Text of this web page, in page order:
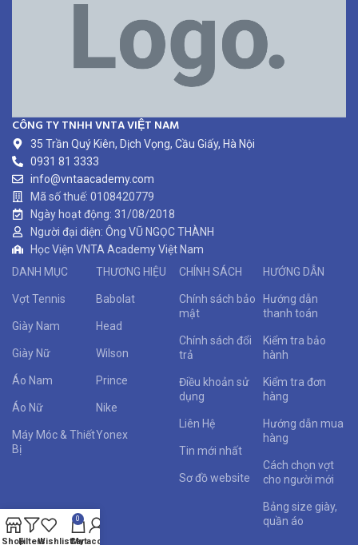
CÔNG TY TNHH VNTA VIỆT NAM
35 Trần Quý Kiên, Dịch Vọng, Cầu Giấy, Hà Nội
0931 81 3333
info@vntaacademy.com
Mã số thuế: 0108420779
Ngày hoạt động: 31/08/2018
Người đại diện: Ông VŨ NGỌC THÀNH
Học Viện VNTA Academy Việt Nam
DANH MỤC
Vợt Tennis
Giày Nam
Giày Nữ
Áo Nam
Áo Nữ
Máy Móc & Thiết
Bị
THƯƠNG HIỆU
Babolat
Head
Wilson
Prince
Nike
Yonex
CHÍNH SÁCH
Chính sách bảo
mật
Chính sách đổi
trả
Điều khoản sử
dụng
Liên Hệ
Tin mới nhất
Sơ đồ website
HƯỚNG DẪN
Hướng dẫn
thanh toán
Kiểm tra bảo
hành
Kiểm tra đơn
hàng
Hướng dẫn mua
hàng
Cách chọn vợt
cho người mới
Bảng size giày,
quần áo
ShopFiltersWishlist
0
Cart
My account